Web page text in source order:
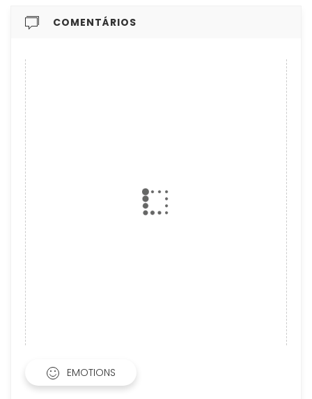
COMENTÁRIOS
EMOTIONS